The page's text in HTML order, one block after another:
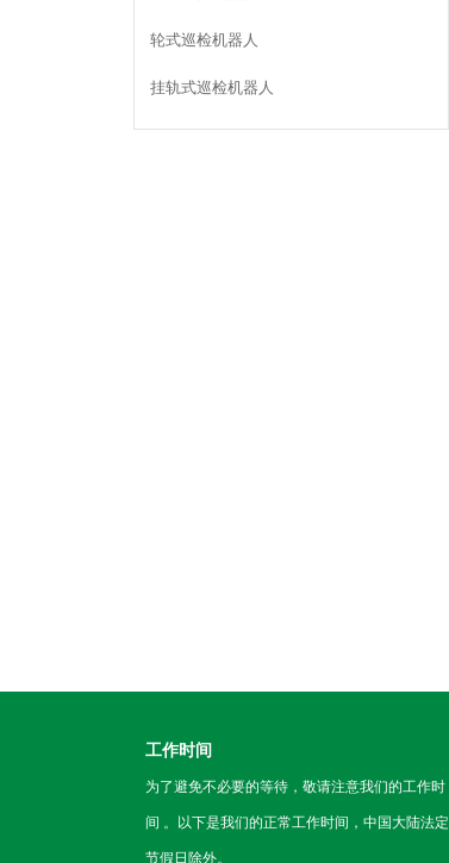
轮式巡检机器人
挂轨式巡检机器人
工作时间
为了避免不必要的等待，敬请注意我们的工作时
间 。以下是我们的正常工作时间，中国大陆法定
节假日除外。